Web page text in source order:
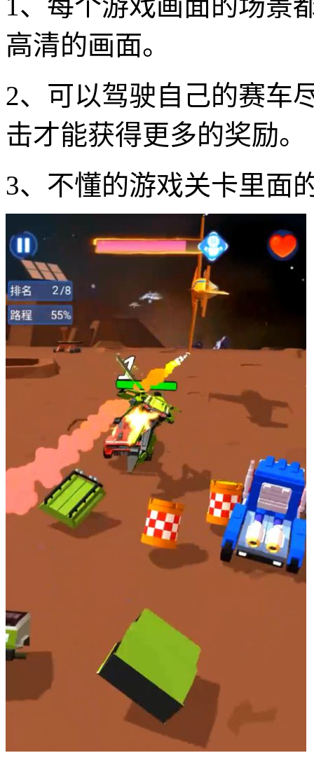
高清的画面。
2、可以驾驶自己的赛车
击才能获得更多的奖励。
3、不懂的游戏关卡里面